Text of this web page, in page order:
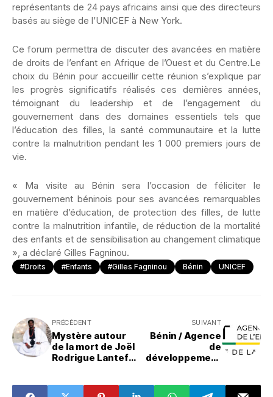
représentants de 24 pays africains ainsi que des directeurs
basés au siège de l’UNICEF à New York.
Ce forum permettra de discuter des avancées en matière
de droits de l’enfant en Afrique de l’Ouest et du Centre.Le
choix du Bénin pour accueillir cette réunion s’explique par
les progrès significatifs réalisés ces dernières années,
témoignant du leadership et de l’engagement du
gouvernement dans des domaines essentiels tels que
l’éducation des filles, la santé communautaire et la lutte
contre la malnutrition pendant les 1 000 premiers jours de
vie.
« Ma visite au Bénin sera l’occasion de féliciter le
gouvernement béninois pour ses avancées remarquables
en matière d’éducation, de protection des filles, de lutte
contre la malnutrition infantile, de réduction de la mortalité
des enfants et de sensibilisation au changement climatique
», a déclaré Gilles Fagninou.
#Droits #Enfants #Gilles Fagninou Bénin UNICEF
PRÉCÉDENT
Mystère autour
de la mort de Joël
Rodrigue Lantefo
réclame justice
SUIVANT
Bénin / Agence
de
développement
technique : Les 7